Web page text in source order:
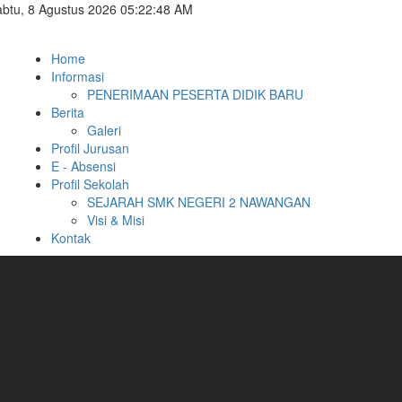
8 Agustus 2026 05:22:49 AM
Home
Informasi
PENERIMAAN PESERTA DIDIK BARU
Berita
Galeri
Profil Jurusan
E - Absensi
Profil Sekolah
SEJARAH SMK NEGERI 2 NAWANGAN
Visi & Misi
Kontak